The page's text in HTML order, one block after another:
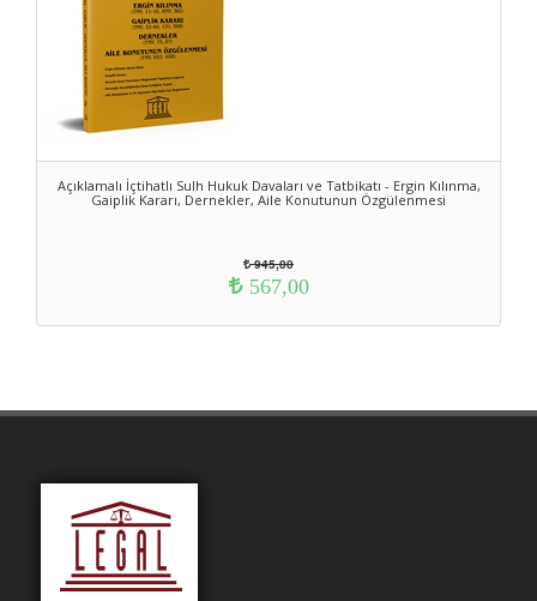
Açıklamalı İçtihatlı Sulh Hukuk Davaları ve Tatbikatı - Ergin Kılınma,
Gaiplik Kararı, Dernekler, Aile Konutunun Özgülenmesi
945,00
567,00